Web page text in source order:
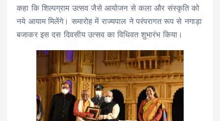
कहा कि शिल्पग्राम उत्सव जैसे आयोजन से कला और संस्कृति को
नये आयाम मिलेंगे। समारोह में राज्यपाल ने परंपरागत रूप से नगाड़ा
बजाकर इस दस दिवसीय उत्सव का विधिवत शुभारंभ किया।